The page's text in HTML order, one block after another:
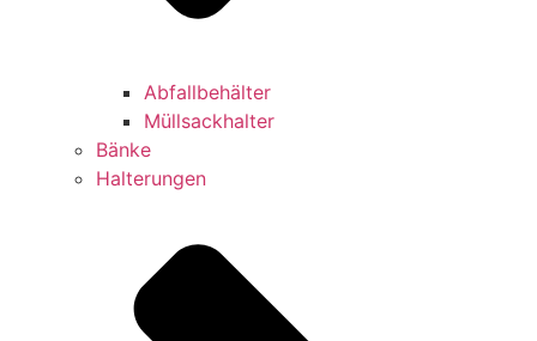
Abfallbehälter
Müllsackhalter
Bänke
Halterungen